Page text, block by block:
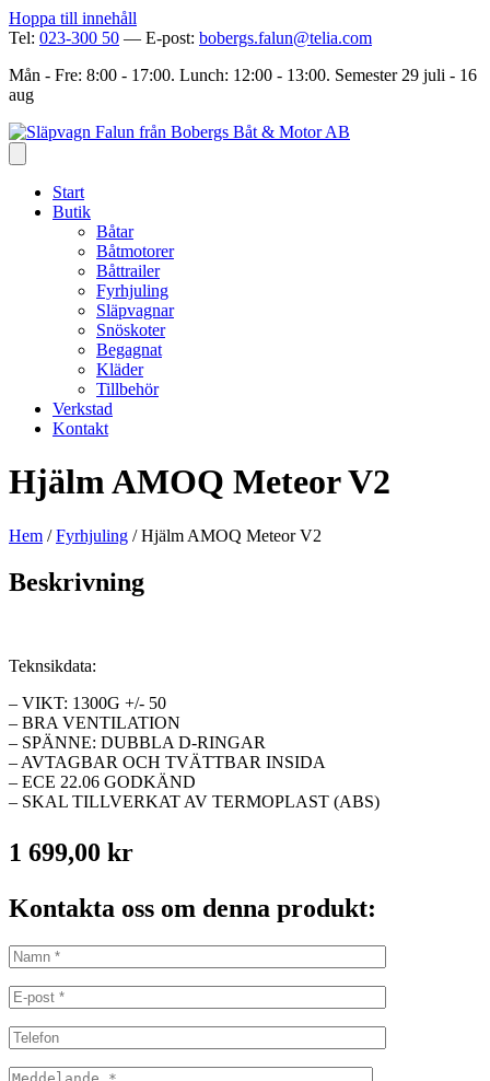
Hoppa till innehåll
Tel: 023-300 50 — E-post: bobergs.falun@telia.com
Mån - Fre: 8:00 - 17:00. Lunch: 12:00 - 13:00. Semester 29 juli - 16
aug
Start
Butik
Båtar
Båtmotorer
Båttrailer
Fyrhjuling
Släpvagnar
Snöskoter
Begagnat
Kläder
Tillbehör
Verkstad
Kontakt
Hjälm AMOQ Meteor V2
Hem /Fyrhjuling / Hjälm AMOQ Meteor V2
Beskrivning
Teknsikdata:
– VIKT: 1300G +/- 50
– BRA VENTILATION
– SPÄNNE: DUBBLA D-RINGAR
– AVTAGBAR OCH TVÄTTBAR INSIDA
– ECE 22.06 GODKÄND
– SKAL TILLVERKAT AV TERMOPLAST (ABS)
1 699,00 kr
Kontakta oss om denna produkt: